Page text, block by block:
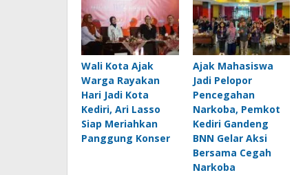
Wali Kota Ajak
Warga Rayakan
Hari Jadi Kota
Kediri, Ari Lasso
Siap Meriahkan
Panggung Konser
Ajak Mahasiswa
Jadi Pelopor
Pencegahan
Narkoba, Pemkot
Kediri Gandeng
BNN Gelar Aksi
Bersama Cegah
Narkoba